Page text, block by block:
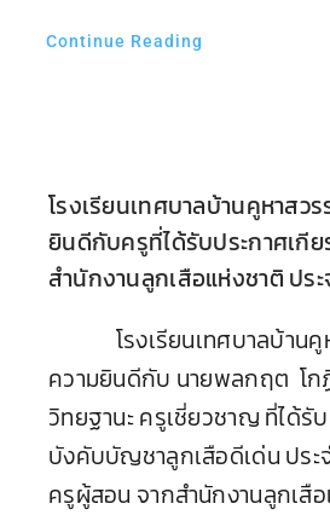
Continue Reading
โรงเรียนเทศบาลบ้านคูหาสว
ยินดีกับครูที่ได้รับประกาศเกี
สำนักงานลูกเสือแห่งชาติ ปร
โรงเรียนเทศบาลบ้านคู
ความยินดีกับ นายพลกฤต โก
วิทยฐานะ ครูเชี่ยวชาญ ที่ได้รั
บังคับบัญชาลูกเสือดีเด่น ประ
ครูผู้สอน จากสำนักงานลูกเสื